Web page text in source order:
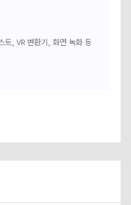
트, VR 변환기, 화면 녹화 등